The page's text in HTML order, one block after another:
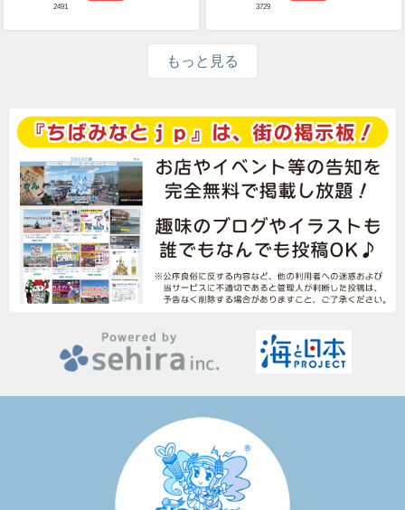
2491
3729
もっと見る